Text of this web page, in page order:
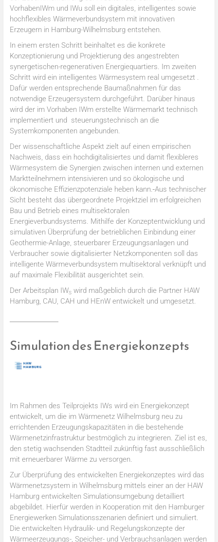
VorhabenIWm und IWu soll ein digitales, intelligentes sowie
hochflexibles Wärmeverbundsystem mit innovativen
Erzeugern in Hamburg-Wilhelmsburg entstehen.
In einem ersten Schritt beinhaltet es die konkrete
Konzeptionierung und Projektierung des angestrebten
synergetischen-regenerativen Energiequartiers. Im zweiten
Schritt wird ein intelligentes Wärmesystem real umgesetzt .
Dafür werden entsprechende Baumaßnahmen für das
notwendige Erzeugersystem durchgeführt. Darüber hinaus
wird der im Vorhaben IWm erstellte Wärmemarkt technisch
implementiert und steuerungstechnisch an die
Systemkomponenten angebunden.
Der wissenschaftliche Aspekt zielt auf einen empirischen
Nachweis, dass ein hochdigitalisiertes und damit flexibleres
Wärmesystem die Synergien zwischen internen und externen
Marktteilnehmern intensivieren und so ökologische und
ökonomische Effizienzpotenziale heben kann. Aus technischer
Sicht besteht das übergeordnete Projektziel im erfolgreichen
Bau und Betrieb eines multisektoralen
Energieverbundsystems. Mithilfe der Konzeptentwicklung und
simulativen Überprüfung der betrieblichen Einbindung einer
Geothermie-Anlage, steuerbarer Erzeugungsanlagen und
Verbraucher sowie digitalisierter Netzkomponenten soll das
intelligente Wärmeverbundsystem multisektoral verknüpft und
auf maximale Flexibilität ausgerichtet sein.
Der Arbeitsplan IWSwird maßgeblich durch die Partner HAW
Hamburg, CAU, CAH und HEnW entwickelt und umgesetzt.
Simulation des Energiekonzepts
Im Rahmen des Teilprojekts IWs wird ein Energiekonzept
entwickelt, um die im Wärmenetz Wilhelmsburg neu zu
errichtenden Erzeugungskapazitäten in die bestehende
Wärmenetzinfrastruktur bestmöglich zu integrieren. Ziel ist es,
den stetig wachsenden Stadtteil zukünftig fast ausschließlich
mit erneuerbarer Wärme zu versorgen.
Zur Überprüfung des entwickelten Energiekonzeptes wird das
Wärmenetzsystem in Wilhelmsburg mittels einer an der HAW
Hamburg entwickelten Simulationsumgebung detailliert
abgebildet. Hierfür werden in Kooperation mit den Hamburger
Energiewerken Simulationsszenarien definiert und simuliert.
Die entwickelten Hydraulik- und Regelungskonzepte der
Wärmeerzeugungs-, Speicher- und Verbrauchsanlagen werden